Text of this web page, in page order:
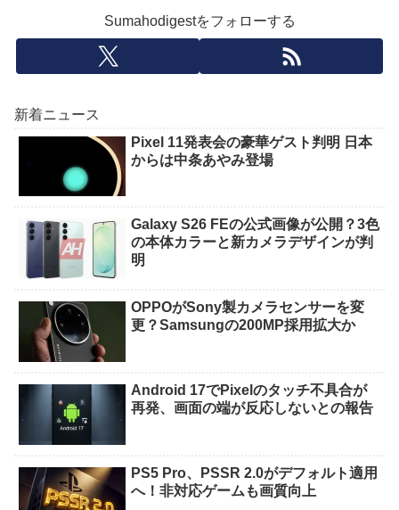
Sumahodigestをフォローする
新着ニュース
Pixel 11発表会の豪華ゲスト判明 日本
からは中条あやみ登場
Galaxy S26 FEの公式画像が公開？3色
の本体カラーと新カメラデザインが判
明
OPPOがSony製カメラセンサーを変
更？Samsungの200MP採用拡大か
Android 17でPixelのタッチ不具合が
再発、画面の端が反応しないとの報告
PS5 Pro、PSSR 2.0がデフォルト適用
へ！非対応ゲームも画質向上